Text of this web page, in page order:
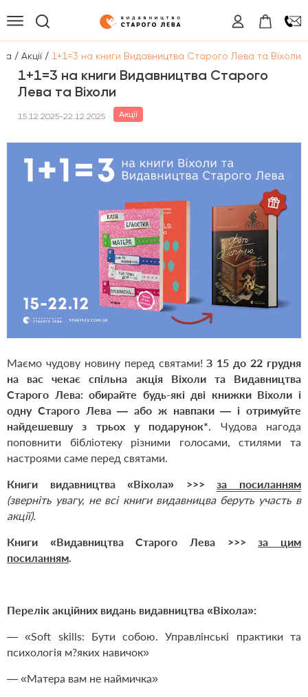
/ Акції / 1+1=3 на книги Видавництва Старого Лева та Віхоли
1+1=3 на книги Видавництва Старого
Лева та Віхоли
15.12.2025-22.12.2025 Акції
Маємо чудову новину перед святами!З 15 до 22 грудня
на вас чекає спільна акція Віхоли та Видавництва
Старого Лева: обирайте будь-які дві книжки Віхоли і
одну Старого Лева — або ж навпаки — і отримуйте
найдешевшу з трьох у подарунок*. Чудова нагода
поповнити бібліотеку різними голосами, стилями та
настроями саме перед святами.
Книги видавництва «Віхола» >>>за посиланням
(зверніть увагу, не всі книги видавницва беруть участь в
акції).
Книги «Видавництва Старого Лева >>>за цим
посиланням.
Перелік акційних видань видавництва «Віхола»:
— «Soft skills: Бути собою. Управлінські практики та
психологія м?яких навичок»
— «Матера вам не наймичка»